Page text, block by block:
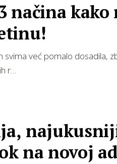
načina kako
svima već pomalo dosadila,
r…
na novoj